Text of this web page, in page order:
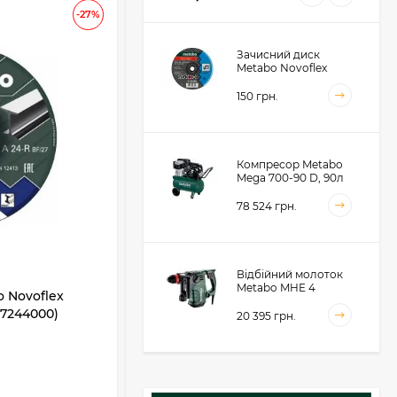
-27%
Novoflex
Відрізний диск Metabo Novoflex
230x3,0х22 SP, сталь (617241000)
Зачисний диск
Metabo Novoflex
(616468000)
150 грн.
Компресор Metabo
Mega 700-90 D, 90л
78 524 грн.
Відбійний молоток
Metabo MHE 4
20 395 грн.